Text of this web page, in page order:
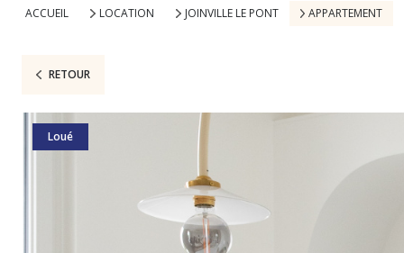
Location Immo.
ACCUEIL LOCATION JOINVILLE LE PONT APPARTEMENT
RETOUR
Loué